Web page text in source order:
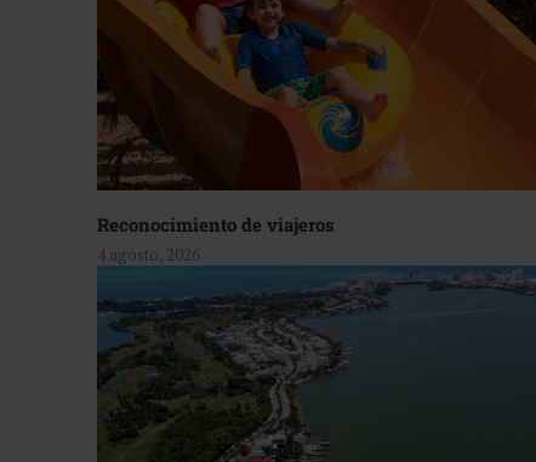
Reconocimiento de viajeros
4 agosto, 2026